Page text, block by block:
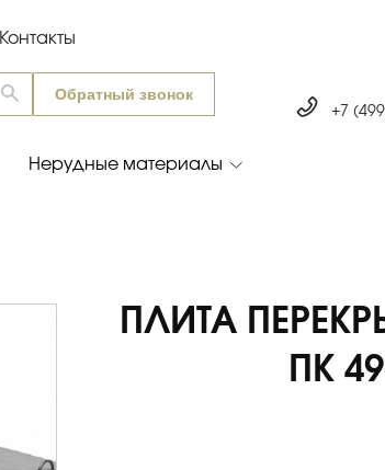
Контакты
Обратный звонок
+7
Нерудные материалы
ПЛИТА
ПК